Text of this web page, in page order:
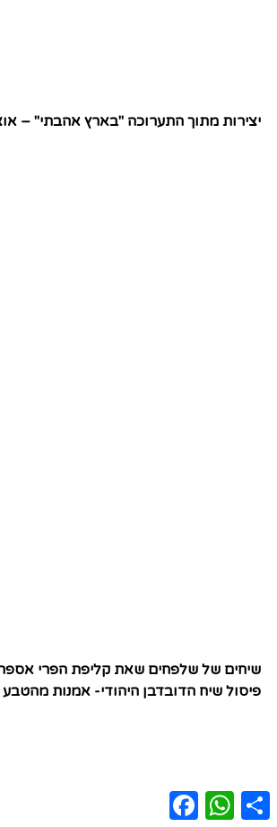
יצירות מתוך התערוכה "בארץ אהבתי" –
שיחים של שלפחים שאת קליפת הפרי
פיסול שיח הדובדבן היהודי- אמנות
FacebookWhatsAppShare